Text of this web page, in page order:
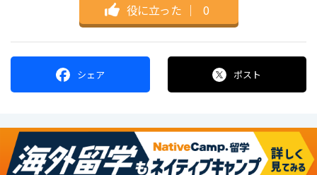
役に立った ｜ 0
シェア ポスト